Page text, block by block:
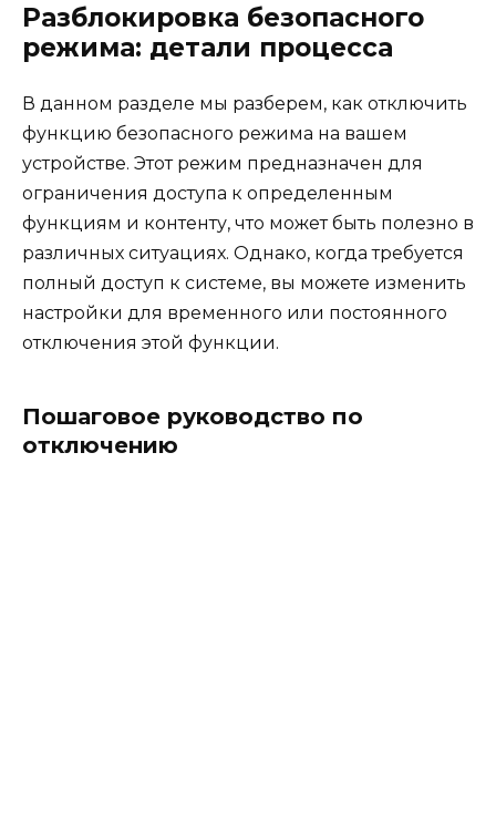
Разблокировка безопасного
режима: детали процесса
В данном разделе мы разберем, как отключить
функцию безопасного режима на вашем
устройстве. Этот режим предназначен для
ограничения доступа к определенным
функциям и контенту, что может быть полезно в
различных ситуациях. Однако, когда требуется
полный доступ к системе, вы можете изменить
настройки для временного или постоянного
отключения этой функции.
Пошаговое руководство по
отключению